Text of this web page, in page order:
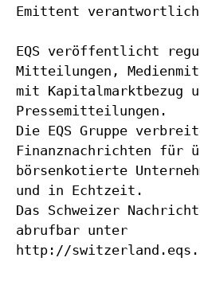
Emittent
EQS veröffentlicht
Mitteilungen,
mit Kapitalmarktbezug
Pressemitteilungen.
Die EQS Gruppe
Finanznachrichten für
börsenkotierte
und in Echtzeit.
Das Schweizer
abrufbar unter
http://